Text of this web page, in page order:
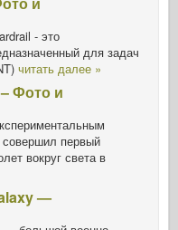
- это
для задач
читать далее »
Фото и
первый
вокруг света в
—